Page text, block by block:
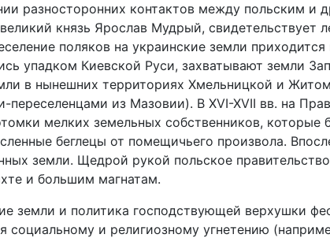
разносторонних контактов между польским и
князь Ярослав Мудрый, свидетельствует
поляков на украинские земли
упадком Киевской Руси, захватывают земли
в нынешних территориях Хмельницкой и
переселенцами из Мазовии). В XVI-XVII вв. на
мелких земельных собственников, которые
беглецы от помещичьего произвола.
земли. Щедрой рукой польское
и большим магнатам.
земли и политика господствующей верхушки
социальному и религиозному угнетению